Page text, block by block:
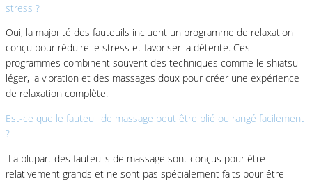
stress ?
Oui, la majorité des fauteuils incluent un programme de relaxation
conçu pour réduire le stress et favoriser la détente. Ces
programmes combinent souvent des techniques comme le shiatsu
léger, la vibration et des massages doux pour créer une expérience
de relaxation complète.
Est-ce que le fauteuil de massage peut être plié ou rangé facilement
?
La plupart des fauteuils de massage sont conçus pour être
relativement grands et ne sont pas spécialement faits pour être